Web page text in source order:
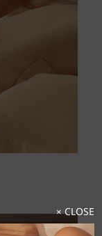
× CLOSE